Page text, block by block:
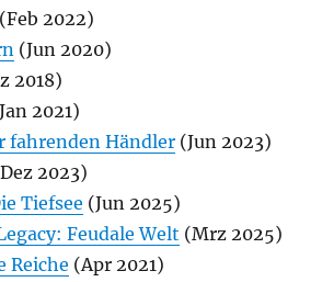
(Feb 2022)
(Jun 2020)
2018)
2021)
fahrenden Händler (Jun 2023)
2023)
Tiefsee (Jun 2025)
Feudale Welt (Mrz 2025)
Reiche (Apr 2021)